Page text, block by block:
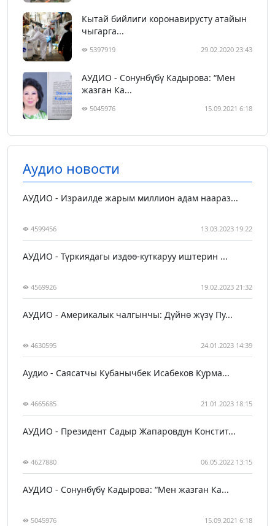
Кытай бийлиги коронавирусту атайын
чыгарга...
5397919 29.02.2020 23:43
АУДИО - Сонунбүбү Кадырова: “Мен
жазган Ка...
5045976 15.09.2021 6:18
Аудио новости
АУДИО - Израилде жарым миллион адам наараз...
4599456 13.03.2023 19:22
АУДИО - Түркиядагы издөө-куткаруу иштерин ...
4569926 19.02.2023 21:32
АУДИО - Америкалык чалгынчы: Дүйнө жүзү Пу...
4630595 24.01.2023 14:39
Аудио - Саясатчы Кубанычбек Исабеков Курма...
4665685 21.01.2023 18:15
АУДИО - Президент Садыр Жапаровдун Констит...
4627880 06.05.2022 13:15
АУДИО - Сонунбүбү Кадырова: “Мен жазган Ка...
5045976 15.09.2021 6:18